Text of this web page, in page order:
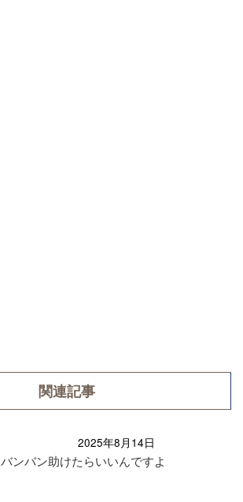
関連記事
2025年8月14日
バンバン助けたらいいんですよ